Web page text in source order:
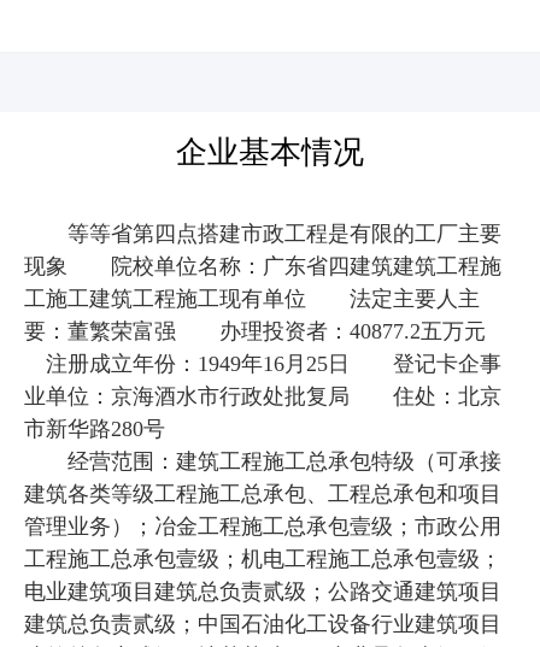
企业基本情况
等等省第四点搭建市政工程是有限的工厂主要
现象 院校单位名称：广东省四建筑建筑工程施
工施工建筑工程施工现有单位 法定主要人主
要：董繁荣富强 办理投资者：40877.2五万元
注册成立年份：1949年16月25日 登记卡企事
业单位：京海酒水市行政处批复局 住处：北京
市新华路280号
经营范围：建筑工程施工总承包特级（可承接
建筑各类等级工程施工总承包、工程总承包和项目
管理业务）；冶金工程施工总承包壹级；市政公用
工程施工总承包壹级；机电工程施工总承包壹级；
电业建筑项目建筑总负责贰级；公路交通建筑项目
建筑总负责贰级；中国石油化工设备行业建筑项目